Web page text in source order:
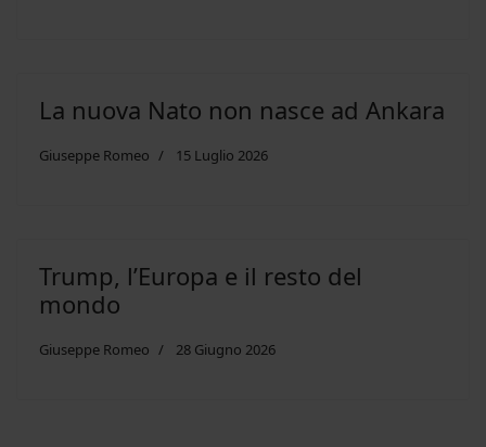
La nuova Nato non nasce ad Ankara
Giuseppe Romeo 15 Luglio 2026
Trump, l’Europa e il resto del
mondo
Giuseppe Romeo 28 Giugno 2026